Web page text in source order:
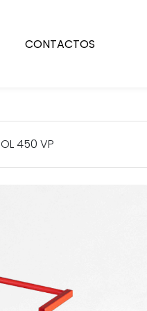
CONTACTOS
OL 450 VP